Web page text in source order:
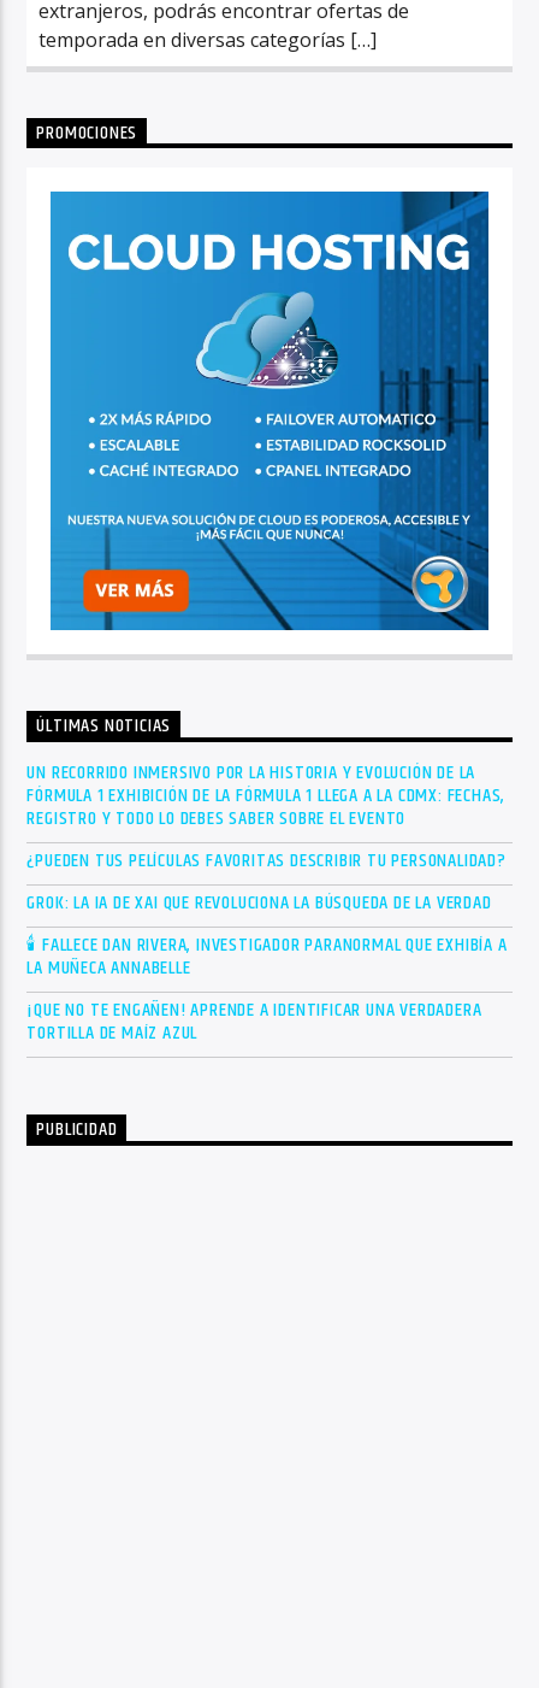
extranjeros, podrás encontrar ofertas de
temporada en diversas categorías […]
PROMOCIONES
ÚLTIMAS NOTICIAS
UN RECORRIDO INMERSIVO POR LA HISTORIA Y EVOLUCIÓN DE LA
FÓRMULA 1 EXHIBICIÓN DE LA FÓRMULA 1 LLEGA A LA CDMX: FECHAS,
REGISTRO Y TODO LO DEBES SABER SOBRE EL EVENTO
¿PUEDEN TUS PELÍCULAS FAVORITAS DESCRIBIR TU PERSONALIDAD?
GROK: LA IA DE XAI QUE REVOLUCIONA LA BÚSQUEDA DE LA VERDAD
🕯 FALLECE DAN RIVERA, INVESTIGADOR PARANORMAL QUE EXHIBÍA A
LA MUÑECA ANNABELLE
¡QUE NO TE ENGAÑEN! APRENDE A IDENTIFICAR UNA VERDADERA
TORTILLA DE MAÍZ AZUL
PUBLICIDAD